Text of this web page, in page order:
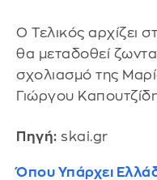
Ο Τελικός αρχίζει
θα μεταδοθεί
σχολιασμό της
Γιώργου
Πηγή: skai.gr
Όπου Υπάρχει